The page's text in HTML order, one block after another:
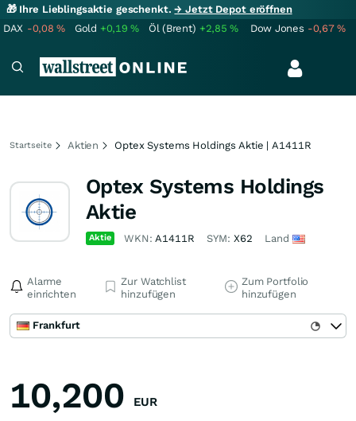
🎁 Ihre Lieblingsaktie geschenkt.→ Jetzt Depot eröffnen
DAX -0,08% Gold +0,19% Öl (Brent) +2,85% Dow Jones -0,67%
Startseite Aktien Optex Systems Holdings Aktie | A1411R
Optex Systems Holdings
Aktie
Aktie WKN:A1411R SYM: X62 Land
Alarme
einrichten
Zur Watchlist
hinzufügen
Zum Portfolio
hinzufügen
Frankfurt
10,200 EUR